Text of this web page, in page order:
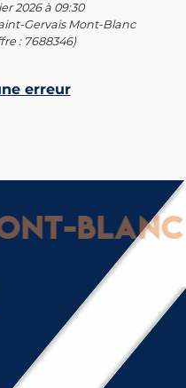
2026 à 09:30
Gervais Mont-Blanc
: 7688346)
erreur
Blanc :